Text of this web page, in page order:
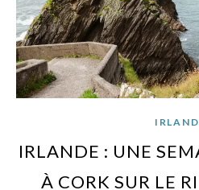
IRLANDE : UNE
À CORK SUR LE